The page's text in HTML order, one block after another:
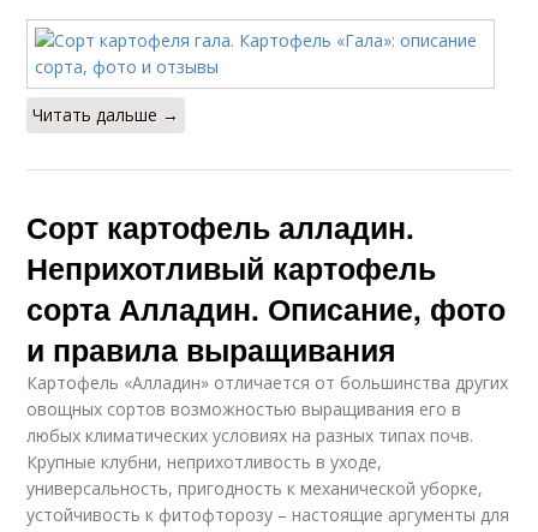
Читать дальше →
Сорт картофель алладин.
Неприхотливый картофель
сорта Алладин. Описание, фото
и правила выращивания
Картофель «Алладин» отличается от большинства других
овощных сортов возможностью выращивания его в
любых климатических условиях на разных типах почв.
Крупные клубни, неприхотливость в уходе,
универсальность, пригодность к механической уборке,
устойчивость к фитофторозу – настоящие аргументы для